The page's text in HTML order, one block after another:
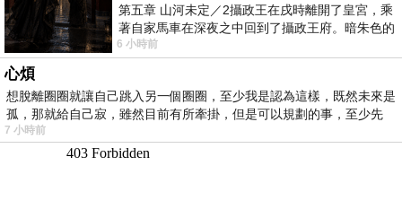
第五章 山河未定／2攝政王在戌時離開了皇宮，乘
著自家馬車在深夜之中回到了攝政王府。暗朱色的
大門上方掛了兩只燃著燭火的燈籠，正
6 小時前
心煩
想脫離圈圈就讓自己跳入另一個圈圈，至少我是認為這樣，既然未來是
孤，那就給自己寂，雖然目前有所牽掛，但是可以規劃的事，至少先
7 小時前